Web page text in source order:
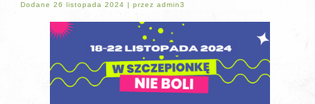
Dodane 26 listopada 2024 |przez admin3